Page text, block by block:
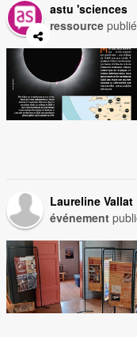
astu 'sciences
ressource
Laureline Vallat
événement